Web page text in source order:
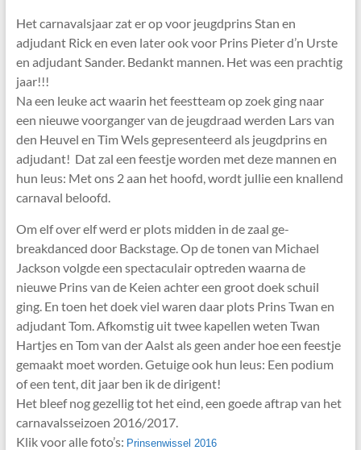
Het carnavalsjaar zat er op voor jeugdprins Stan en
adjudant Rick en even later ook voor Prins Pieter d’n Urste
en adjudant Sander. Bedankt mannen. Het was een prachtig
jaar!!!
Na een leuke act waarin het feestteam op zoek ging naar
een nieuwe voorganger van de jeugdraad werden Lars van
den Heuvel en Tim Wels gepresenteerd als jeugdprins en
adjudant! Dat zal een feestje worden met deze mannen en
hun leus: Met ons 2 aan het hoofd, wordt jullie een knallend
carnaval beloofd.
Om elf over elf werd er plots midden in de zaal ge-
breakdanced door Backstage. Op de tonen van Michael
Jackson volgde een spectaculair optreden waarna de
nieuwe Prins van de Keien achter een groot doek schuil
ging. En toen het doek viel waren daar plots Prins Twan en
adjudant Tom. Afkomstig uit twee kapellen weten Twan
Hartjes en Tom van der Aalst als geen ander hoe een feestje
gemaakt moet worden. Getuige ook hun leus: Een podium
of een tent, dit jaar ben ik de dirigent!
Het bleef nog gezellig tot het eind, een goede aftrap van het
carnavalsseizoen 2016/2017.
Klik voor alle foto’s: Prinsenwissel 2016